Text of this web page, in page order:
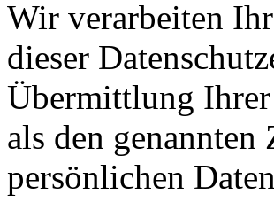
Wir verarbeiten
dieser
Übermittlung Ihrer
als den
persönlichen